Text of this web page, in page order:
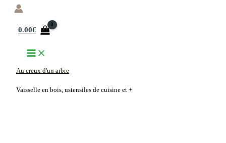
Aller
0.00€
Au creux d'un arbre
Vaisselle en bois, ustensiles de cuisine et +